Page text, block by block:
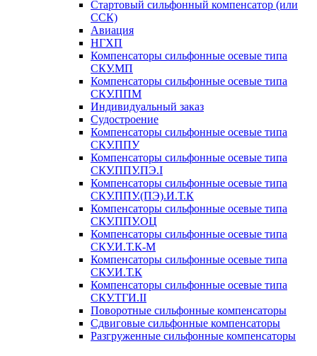
Стартовый сильфонный компенсатор (или
ССК)
Авиация
НГХП
Компенсаторы сильфонные осевые типа
СКУ.МП
Компенсаторы сильфонные осевые типа
СКУ.ППМ
Индивидуальный заказ
Судостроение
Компенсаторы сильфонные осевые типа
СКУ.ППУ
Компенсаторы сильфонные осевые типа
СКУ.ППУ.ПЭ.I
Компенсаторы сильфонные осевые типа
СКУ.ППУ.(ПЭ).И.Т.К
Компенсаторы сильфонные осевые типа
СКУ.ППУ.ОЦ
Компенсаторы сильфонные осевые типа
СКУ.И.Т.К-М
Компенсаторы сильфонные осевые типа
СКУ.И.Т.К
Компенсаторы сильфонные осевые типа
СКУ.ТГИ.II
Поворотные сильфонные компенсаторы
Сдвиговые сильфонные компенсаторы
Разгруженные сильфонные компенсаторы